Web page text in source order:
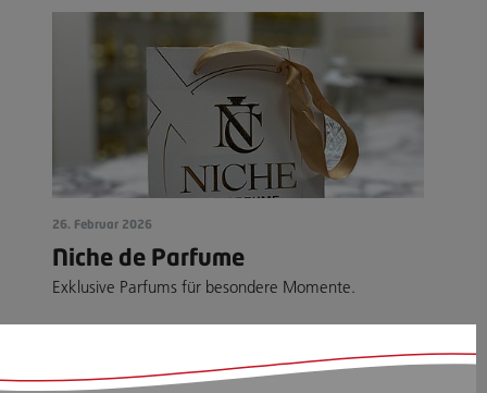
26. Februar 2026
Niche de Parfume
Exklusive Parfums für besondere Momente.